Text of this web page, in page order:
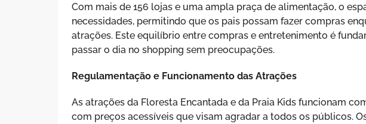
Com mais de 156 lojas e uma ampla praça de alimentação, o
necessidades, permitindo que os pais possam fazer compras
atrações. Este equilíbrio entre compras e entretenimento é
passar o dia no shopping sem preocupações.
Regulamentação e Funcionamento das Atrações
As atrações da Floresta Encantada e da Praia Kids funcionam
com preços acessíveis que visam agradar a todos os públicos.